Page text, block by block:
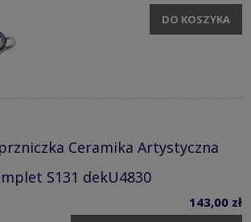
DO KOSZYKA
Ceramika Artystyczna
S131 dekU4830
143,00 zł